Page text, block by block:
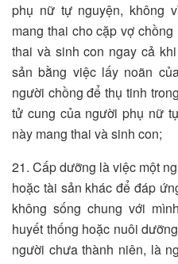
phụ nữ tự nguyện, không
mang thai cho cặp vợ
thai và sinh con ngay cả
sản bằng việc lấy noãn
người chồng để thụ tinh
tử cung của người phụ nữ
này mang thai và sinh con;
21. Cấp dưỡng là việc một
hoặc tài sản khác để đáp
không sống chung với
huyết thống hoặc nuôi
người chưa thành niên, là